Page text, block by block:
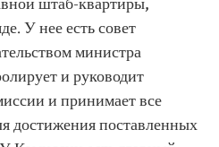
штаб-квартиры,
У нее есть совет
министра
и руководит
и принимает все
достижения поставленных